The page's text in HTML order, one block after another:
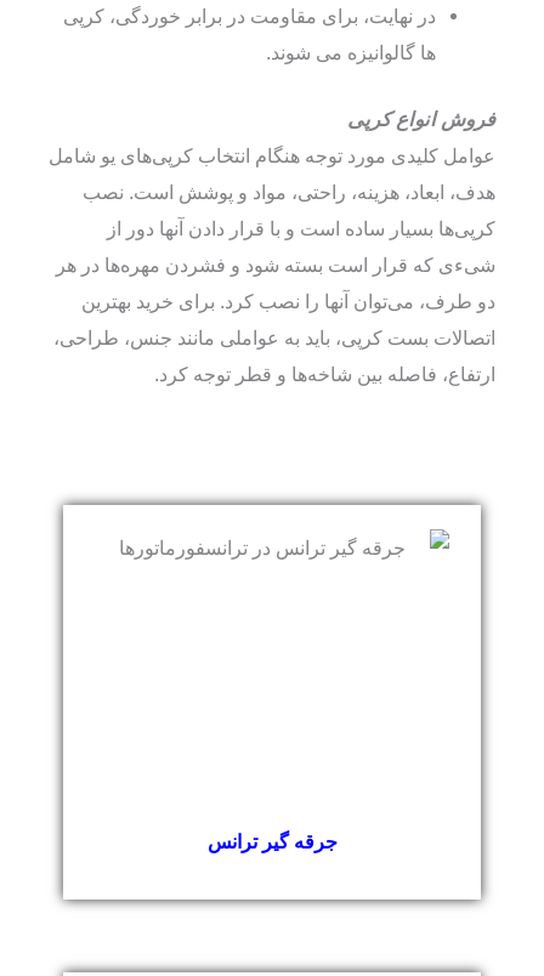
در نهایت، برای مقاومت در برابر خوردگی، کرپی
ها گالوانیزه می شوند.
فروش انواع کرپی
عوامل کلیدی مورد توجه هنگام انتخاب کرپی‌های یو شامل
هدف، ابعاد، هزینه، راحتی، مواد و پوشش است. نصب
کرپی‌ها بسیار ساده است و با قرار دادن آنها دور از
شیءی که قرار است بسته شود و فشردن مهره‌ها در هر
دو طرف، می‌توان آنها را نصب کرد. برای خرید بهترین
اتصالات بست کرپی، باید به عواملی مانند جنس، طراحی،
ارتفاع، فاصله بین شاخه‌ها و قطر توجه کرد.
جرقه گیر ترانس